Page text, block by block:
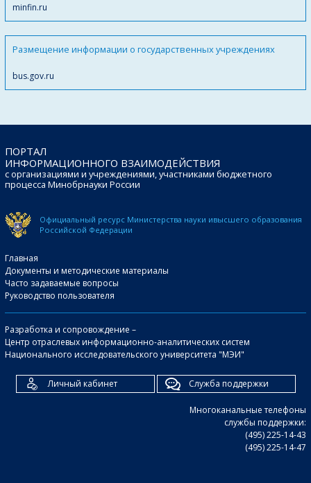
minfin.ru
Размещение информации о государственных учреждениях
bus.gov.ru
ПОРТАЛ
ИНФОРМАЦИОННОГО ВЗАИМОДЕЙСТВИЯ
с организациями и учреждениями, участниками бюджетного
процесса Минобрнауки России
Официальный ресурс Министерства науки ивысшего образования
Российской Федерации
Главная
Документы и методические материалы
Часто задаваемые вопросы
Руководство пользователя
Разработка и сопровождение –
Центр отраслевых информационно-аналитических систем
Национального исследовательского университета "МЭИ"
Личный кабинет Служба поддержки
Многоканальные телефоны
службы поддержки:
(495) 225-14-43
(495) 225-14-47